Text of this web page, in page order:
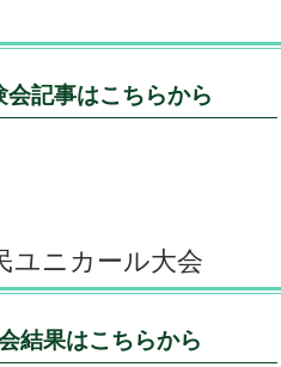
会記事はこちらから
ニカール大会
結果はこちらから